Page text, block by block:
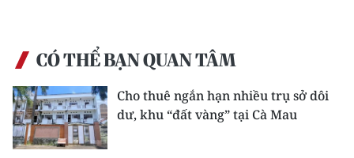
CÓ THỂ BẠN QUAN TÂM
Cho thuê ngắn hạn nhiều trụ sở dôi
dư, khu “đất vàng” tại Cà Mau